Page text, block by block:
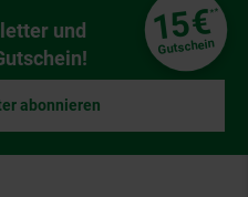
und
15€**
Gutschein
abonnieren